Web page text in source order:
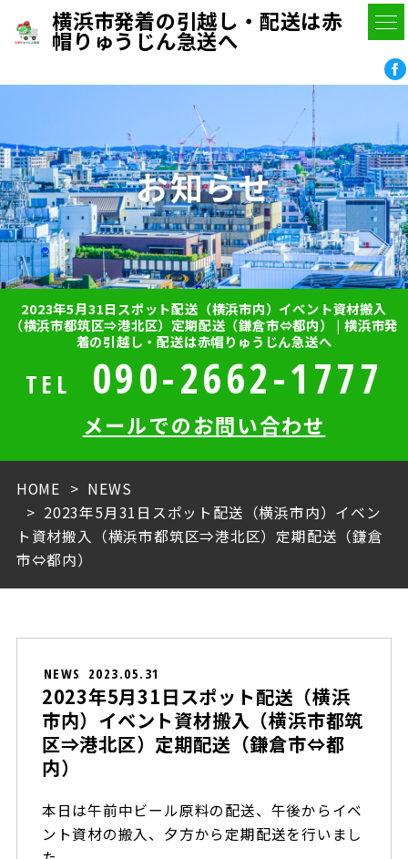
横浜市発着の引越し・配送は赤
帽りゅうじん急送へ
お知らせ
2023年5月31日スポット配送（横浜市内）イベント資材搬入
（横浜市都筑区⇒港北区）定期配送（鎌倉市⇔都内） | 横浜市発
着の引越し・配送は赤帽りゅうじん急送へ
TEL 090-2662-1777
メールでのお問い合わせ
HOME
NEWS
2023年5月31日スポット配送（横浜市内）イベン
ト資材搬入（横浜市都筑区⇒港北区）定期配送（鎌倉
市⇔都内）
NEWS 2023.05.31
2023年5月31日スポット配送（横浜
市内）イベント資材搬入（横浜市都筑
区⇒港北区）定期配送（鎌倉市⇔都
内）
本日は午前中ビール原料の配送、午後からイベ
ント資材の搬入、夕方から定期配送を行いまし